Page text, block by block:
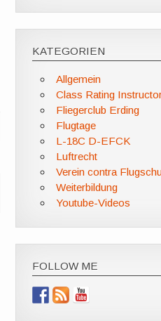
KATEGORIEN
Allgemein
Class Rating
Fliegerclub Erding
Flugtage
L-18C D-EFCK
Luftrecht
Verein contra
Weiterbildung
Youtube-Videos
FOLLOW ME